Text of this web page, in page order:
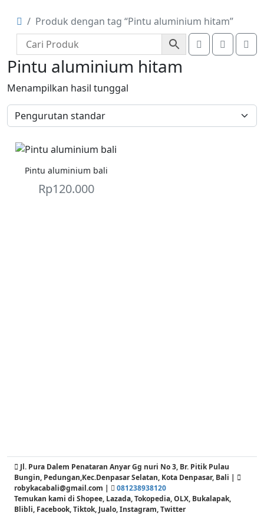
Produk dengan tag “Pintu aluminium hitam”
Account
Pintu aluminium hitam
Menampilkan hasil tunggal
Pintu aluminium bali
Rp120.000
Jl. Pura Dalem Penataran Anyar Gg nuri No 3, Br. Pitik Pulau
Bungin, Pedungan,Kec.Denpasar Selatan, Kota Denpasar, Bali |
robykacabali@gmail.com |
081238938120
Temukan kami di Shopee, Lazada, Tokopedia, OLX, Bukalapak,
Blibli, Facebook, Tiktok, Jualo, Instagram, Twitter